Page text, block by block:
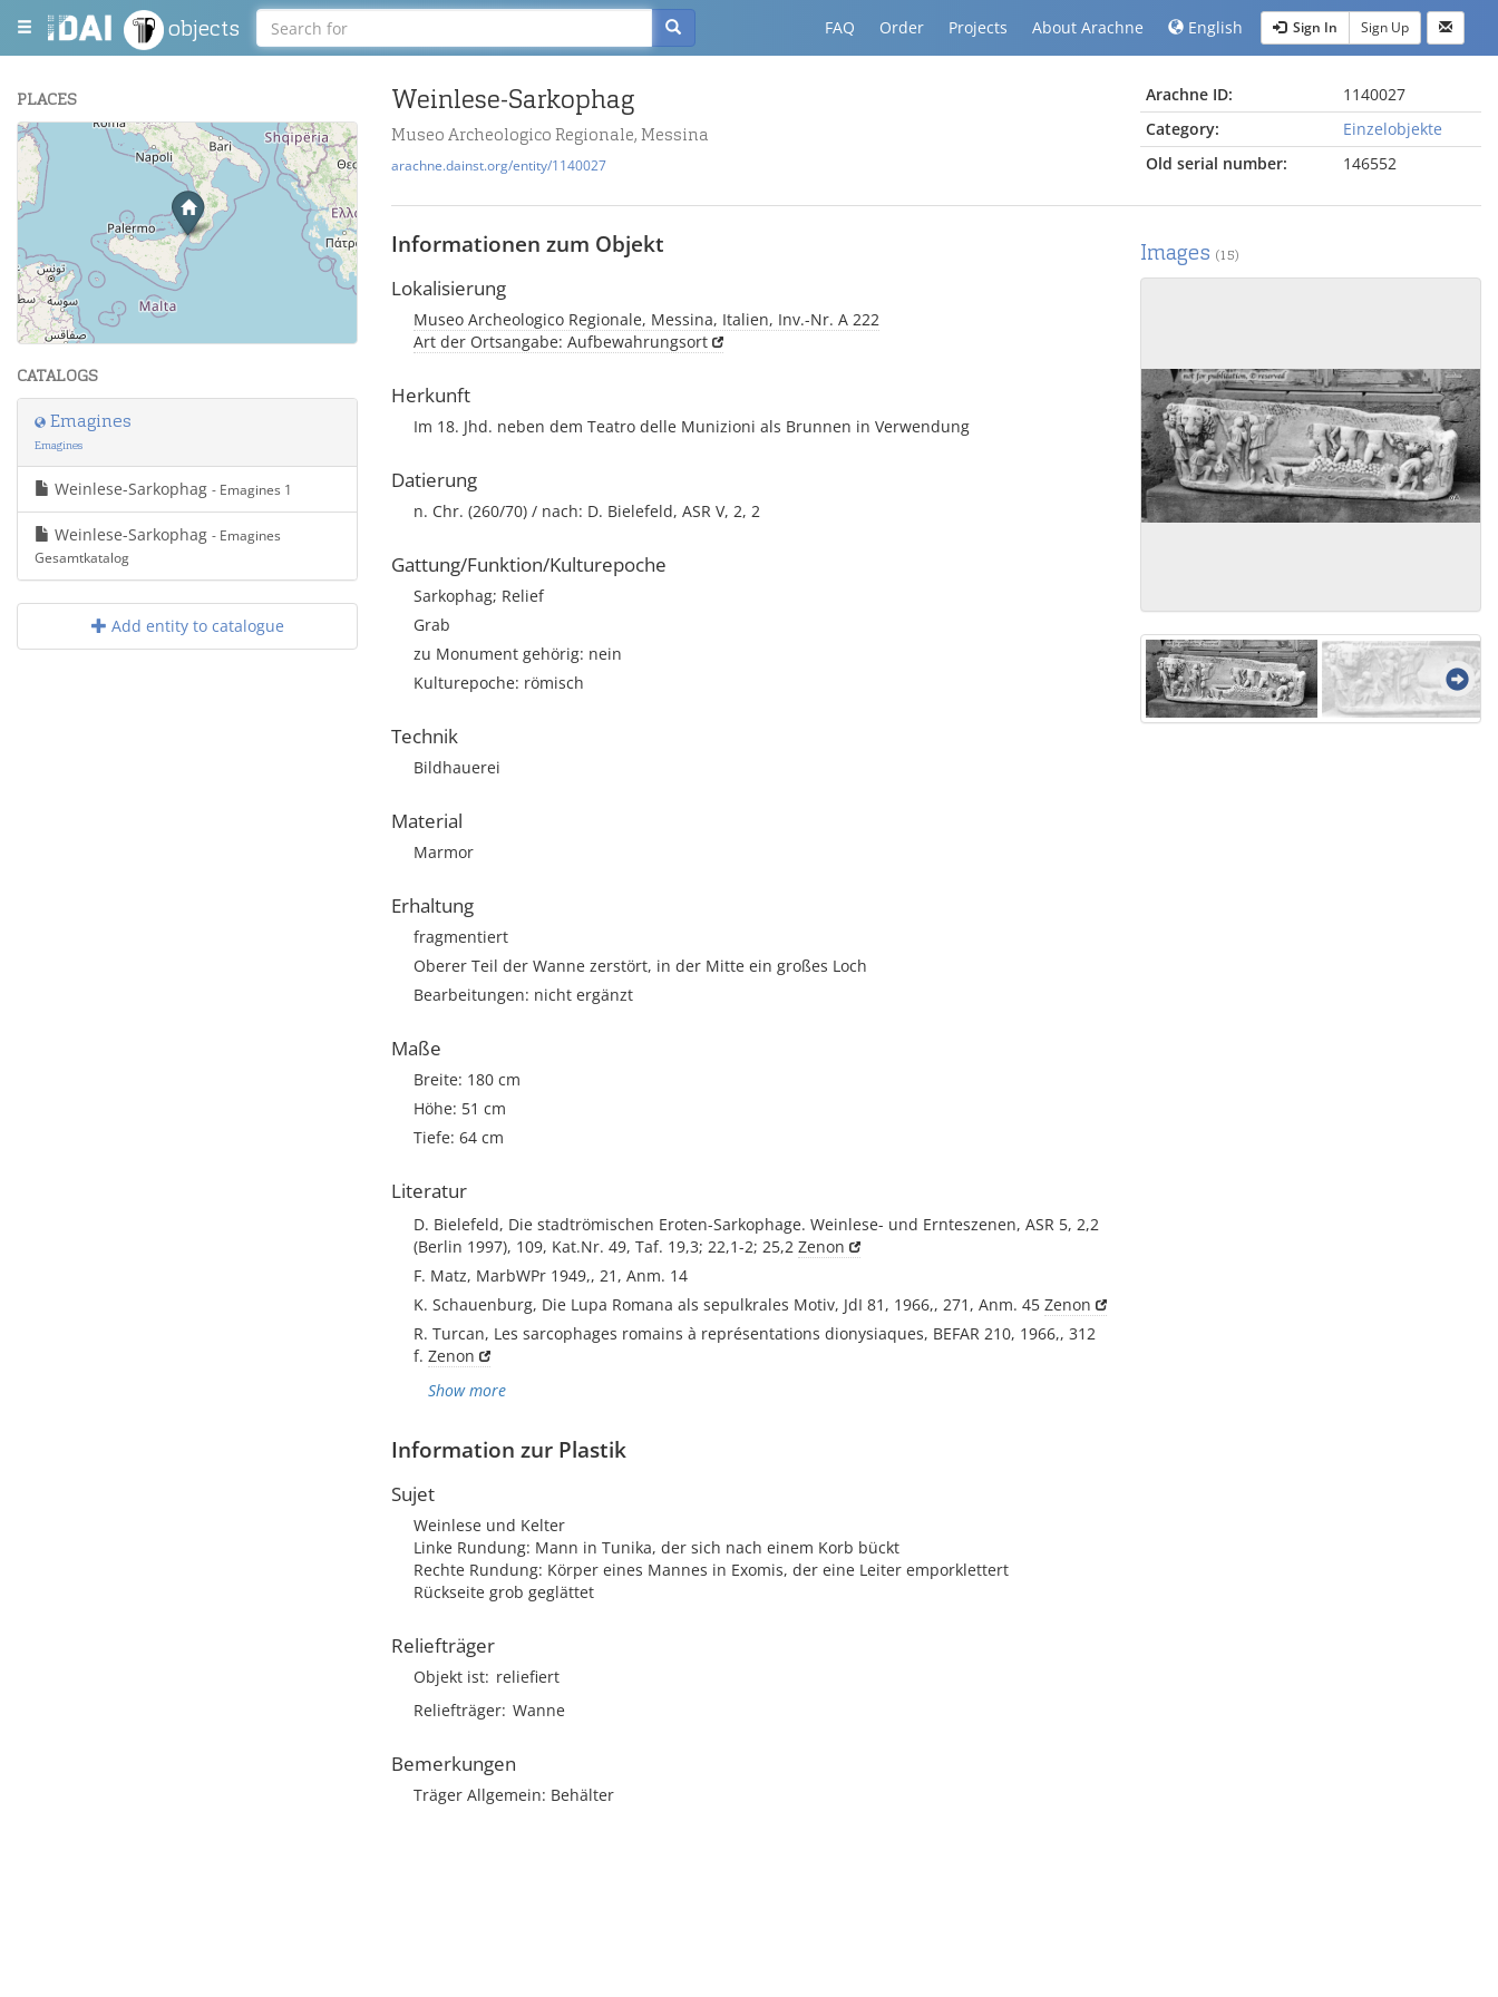
objects FAQ Order Projects About Arachne English Sign In Sign Up
PLACES
+
−
CATALOGS
Emagines
Emagines
Weinlese-Sarkophag - Emagines 1
Weinlese-Sarkophag - Emagines
Gesamtkatalog
Add entity to catalogue
Weinlese-Sarkophag
Museo Archeologico Regionale, Messina
arachne.dainst.org/entity/1140027
Arachne ID:
1140027
Category:
Einzelobjekte
Old serial number:
146552
Informationen zum Objekt
Lokalisierung
Museo Archeologico Regionale, Messina, Italien, Inv.-Nr. A 222
Art der Ortsangabe: Aufbewahrungsort
Herkunft
Im 18. Jhd. neben dem Teatro delle Munizioni als Brunnen in Verwendung
Datierung
n. Chr. (260/70) / nach: D. Bielefeld, ASR V, 2, 2
Gattung/Funktion/Kulturepoche
Sarkophag; Relief
Grab
zu Monument gehörig: nein
Kulturepoche: römisch
Technik
Bildhauerei
Material
Marmor
Erhaltung
fragmentiert
Oberer Teil der Wanne zerstört, in der Mitte ein großes Loch
Bearbeitungen: nicht ergänzt
Maße
Breite: 180 cm
Höhe: 51 cm
Tiefe: 64 cm
Literatur
D. Bielefeld, Die stadtrömischen Eroten-Sarkophage. Weinlese- und Ernteszenen, ASR 5, 2,2
(Berlin 1997), 109, Kat.Nr. 49, Taf. 19,3; 22,1-2; 25,2 Zenon
F. Matz, MarbWPr 1949,, 21, Anm. 14
K. Schauenburg, Die Lupa Romana als sepulkrales Motiv, JdI 81, 1966,, 271, Anm. 45 Zenon
R. Turcan, Les sarcophages romains à représentations dionysiaques, BEFAR 210, 1966,, 312
f. Zenon
Show more
Information zur Plastik
Sujet
Weinlese und Kelter
Linke Rundung: Mann in Tunika, der sich nach einem Korb bückt
Rechte Rundung: Körper eines Mannes in Exomis, der eine Leiter emporklettert
Rückseite grob geglättet
Reliefträger
Objekt ist reliefiert
Reliefträger Wanne
Bemerkungen
Träger Allgemein: Behälter
Images (15)